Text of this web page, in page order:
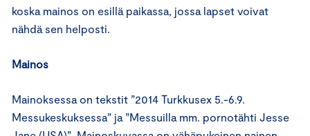
koska mainos on esillä paikassa, jossa lapset voivat
nähdä sen helposti.
Mainos
Mainoksessa on tekstit ”2014 Turkkusex 5.-6.9.
Messukeskuksessa” ja ”Messuilla mm. pornotähti Jesse